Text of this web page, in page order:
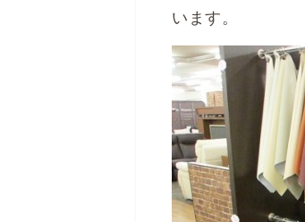
います。